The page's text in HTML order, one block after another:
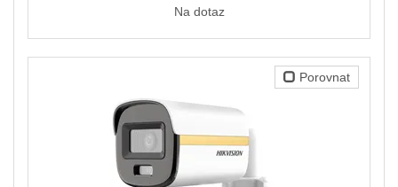
Na dotaz
Porovnat